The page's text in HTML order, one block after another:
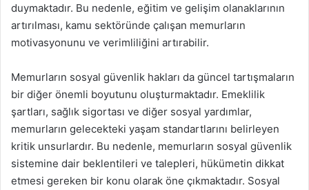
duymaktadır. Bu nedenle, eğitim ve gelişim olanaklarının
artırılması, kamu sektöründe çalışan memurların
motivasyonunu ve verimliliğini artırabilir.
Memurların sosyal güvenlik hakları da güncel tartışmaların
bir diğer önemli boyutunu oluşturmaktadır. Emeklilik
şartları, sağlık sigortası ve diğer sosyal yardımlar,
memurların gelecekteki yaşam standartlarını belirleyen
kritik unsurlardır. Bu nedenle, memurların sosyal güvenlik
sistemine dair beklentileri ve talepleri, hükümetin dikkat
etmesi gereken bir konu olarak öne çıkmaktadır. Sosyal